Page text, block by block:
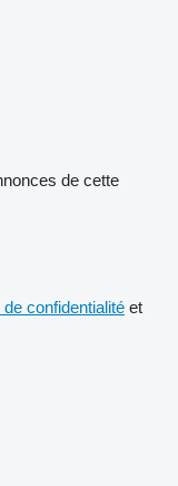
de cette
de confidentialité et